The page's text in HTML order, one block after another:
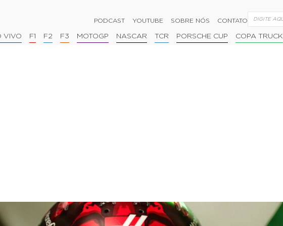
PODCAST YOUTUBE SOBRE NÓS CONTATO
VIVO F1 F2 F3 MOTOGP NASCAR TCR PORSCHE CUP COPA TRUCK